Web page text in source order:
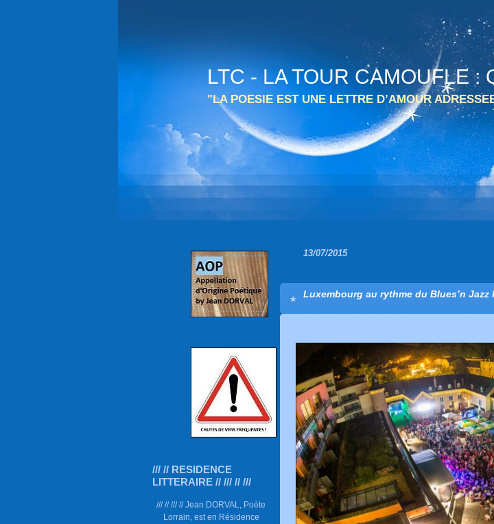
LTC - LA TOUR CAMOUFLE :
"LA POESIE EST UNE LETTRE D’AMOUR
/// // RESIDENCE
LITTERAIRE // /// // ///
/// // /// // Jean DORVAL, Poète
Lorrain, est en Résidence
13/07/2015
Luxembourg au rythme du Blues’n Jazz